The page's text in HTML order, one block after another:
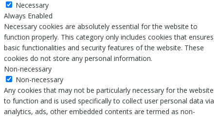
Necessary
Always Enabled
Necessary cookies are absolutely essential for the website to
function properly. This category only includes cookies that ensures
basic functionalities and security features of the website. These
cookies do not store any personal information.
Non-necessary
Non-necessary
Any cookies that may not be particularly necessary for the website
to function and is used specifically to collect user personal data via
analytics, ads, other embedded contents are termed as non-